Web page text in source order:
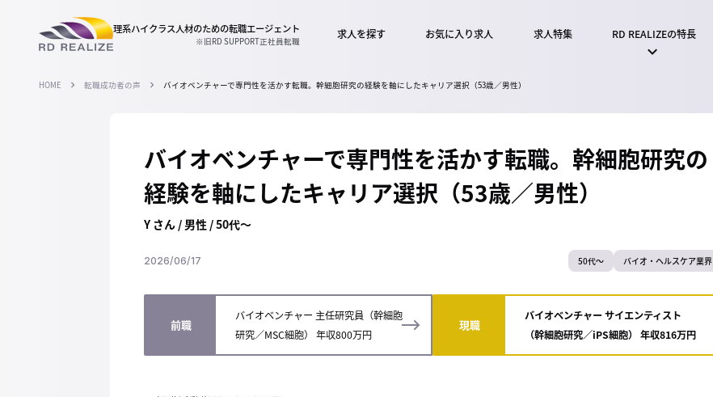
理系ハイクラス人材のための転職エージェント
※旧RD SUPPORT正社員転職 求人を探す お気に入り求人 求人特集 RD REALIZEの特長
HOME 転職成功者の声 バイオベンチャーで専門性を活かす転職。幹細胞研究の経験を軸にしたキャリア選択（53歳／男性）
バイオベンチャーで専門性を活かす転職。幹細胞研究の
経験を軸にしたキャリア選択（53歳／男性）
Y さん / 男性 / 50代～
2026/06/17 50代～ バイオ・ヘルスケア業界
前職
バイオベンチャー 主任研究員（幹細胞
研究／MSC細胞） 年収800万円
現職
バイオベンチャー サイエンティスト
（幹細胞研究／iPS細胞） 年収816万円